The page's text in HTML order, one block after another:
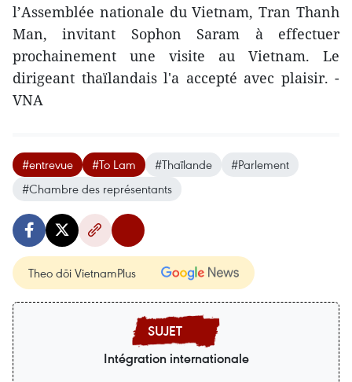
l’Assemblée nationale du Vietnam, Tran Thanh
Man, invitant Sophon Saram à effectuer
prochainement une visite au Vietnam. Le
dirigeant thaïlandais l'a accepté avec plaisir. -
VNA
#entrevue #To Lam #Thaïlande
#Parlement
#Chambre des représentants
Theo dõi VietnamPlus
Intégration internationale